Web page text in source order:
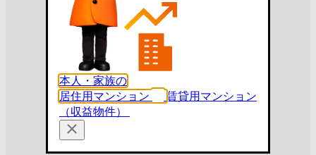
本人・家族の
居住用マンション
賃貸用マンション
（収益物件）